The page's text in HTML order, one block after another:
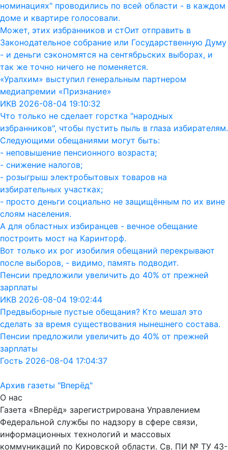
номинациях" проводились по всей области - в каждом
доме и квартире голосовали.
Может, этих избранников и стОит отправить в
Законодательное собрание или Государственную Думу
- и деньги сэкономятся на сентябрьских выборах, и
так же точно ничего не поменяется.
«Уралхим» выступил генеральным партнером
медиапремии «Признание»
ИКВ 2026-08-04 19:10:32
Что только не сделает горстка "народных
избранников", чтобы пустить пыль в глаза избирателям.
Следующими обещаниями могут быть:
- неповышение пенсионного возраста;
- снижение налогов;
- розыгрыш электробытовых товаров на
избирательных участках;
- просто деньги социально не защищённым по их вине
слоям населения.
А для областных избиранцев - вечное обещание
построить мост на Каринторф.
Вот только их рог изобилия обещаний перекрывают
после выборов, - видимо, память подводит.
Пенсии предложили увеличить до 40% от прежней
зарплаты
ИКВ 2026-08-04 19:02:44
Предвыборные пустые обещания? Кто мешал это
сделать за время существования нынешнего состава.
Пенсии предложили увеличить до 40% от прежней
зарплаты
Гость 2026-08-04 17:04:37
Архив газеты "Вперёд"
О нас
Газета «Вперёд» зарегистрирована Управлением
Федеральной службы по надзору в сфере связи,
информационных технологий и массовых
коммуникаций по Кировской области. Св. ПИ № ТУ 43-